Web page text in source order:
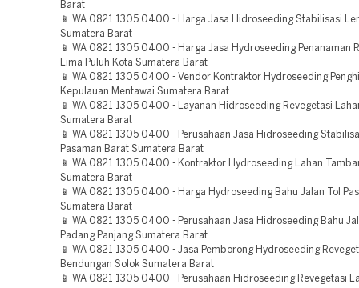
Barat
📱 WA 0821 1305 0400 - Harga Jasa Hidroseeding Stabilisasi
Sumatera Barat
📱 WA 0821 1305 0400 - Harga Jasa Hydroseeding Penanaman
Lima Puluh Kota Sumatera Barat
📱 WA 0821 1305 0400 - Vendor Kontraktor Hydroseeding
Kepulauan Mentawai Sumatera Barat
📱 WA 0821 1305 0400 - Layanan Hidroseeding Revegetasi
Sumatera Barat
📱 WA 0821 1305 0400 - Perusahaan Jasa Hidroseeding
Pasaman Barat Sumatera Barat
📱 WA 0821 1305 0400 - Kontraktor Hydroseeding Lahan
Sumatera Barat
📱 WA 0821 1305 0400 - Harga Hydroseeding Bahu Jalan Tol
Sumatera Barat
📱 WA 0821 1305 0400 - Perusahaan Jasa Hidroseeding Bahu
Padang Panjang Sumatera Barat
📱 WA 0821 1305 0400 - Jasa Pemborong Hydroseeding
Bendungan Solok Sumatera Barat
📱 WA 0821 1305 0400 - Perusahaan Hidroseeding Revegetasi